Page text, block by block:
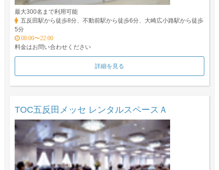
最大300名まで利用可能
五反田駅から徒歩8分、不動前駅から徒歩6分、大崎広小路駅から徒歩
5分
08:00〜22:00
料金はお問い合わせください
詳細を見る
TOC五反田メッセ レンタルスペースＡ